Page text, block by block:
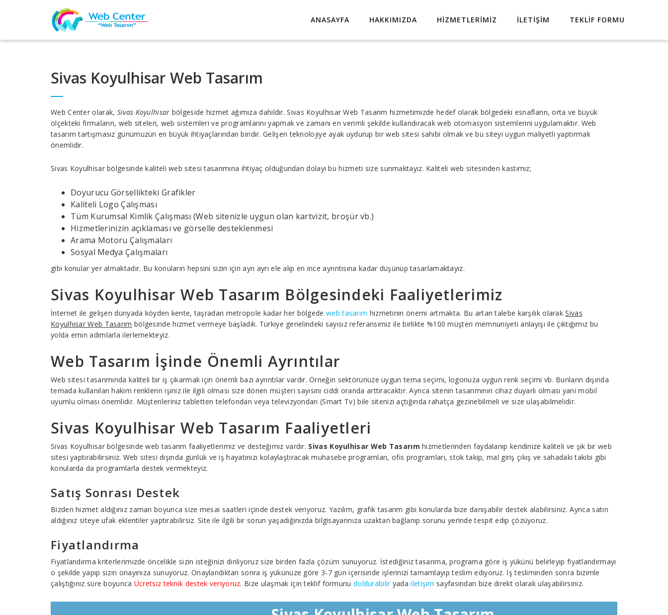
ANASAYFA HAKKIMIZDA HIZMETLERIMIZ İLETIŞIM TEKLIF FORMU
Sivas Koyulhisar Web Tasarım
Web Center olarak, Sivas Koyulhisar bölgeside hizmet ağımıza dahildir. Sivas Koyulhisar Web Tasarım hizmetimizde hedef olarak bölgedeki esnafların, orta ve büyük
ölçekteki firmaların, web siteleri, web sistemleri ve programlarını yapmak ve zamanı en verimli şekilde kullandıracak web otomasyon sistemlerini uygulamaktır. Web
tasarım tartışmasız günümüzün en büyük ihtiyaçlarından biridir. Gelişen teknolojiye ayak uydurup bir web sitesi sahibi olmak ve bu siteyi uygun maliyetli yaptırmak
önemlidir.
Sivas Koyulhisar bölgesinde kaliteli web sitesi tasarımına ihtiyaç olduğundan dolayı bu hizmeti size sunmaktayız. Kaliteli web sitesinden kastımız;
Doyurucu Görsellikteki Grafikler
Kaliteli Logo Çalışması
Tüm Kurumsal Kimlik Çalışması (Web sitenizle uygun olan kartvizit, broşür vb.)
Hizmetlerinizin açıklaması ve görselle desteklenmesi
Arama Motoru Çalışmaları
Sosyal Medya Çalışmaları
gibi konular yer almaktadır. Bu konuların hepsini sizin için ayrı ayrı ele alıp en ince ayrıntısına kadar düşünüp tasarlamaktayız.
Sivas Koyulhisar Web Tasarım Bölgesindeki Faaliyetlerimiz
İnternet ile gelişen dünyada köyden kente, taşradan metropole kadar her bölgedeweb tasarım hizmetinin önemi artmakta. Bu artan talebe karşılık olarakSivas
Koyulhisar Web Tasarım bölgesinde hizmet vermeye başladık. Türkiye genelindeki sayısız referansımız ile birlikte %100 müşteri memnuniyeti anlayışı ile çıktığımız bu
yolda emin adımlarla ilerlemekteyiz.
Web Tasarım İşinde Önemli Ayrıntılar
Web sitesi tasarımında kaliteli bir iş çıkarmak için önemli bazı ayrıntılar vardır. Örneğin sektörünüze uygun tema seçimi, logonuza uygun renk seçimi vb. Bunların dışında
temada kullanılan hakim renklerin işiniz ile ilgili olması size dönen müşteri sayısını ciddi oranda arttıracaktır. Ayrıca sitenin tasarımının cihaz duyarlı olması yani mobil
uyumlu olması önemlidir. Müşterileriniz tabletten telefondan veya televizyondan (Smart Tv) bile sitenizi açtığında rahatça gezinebilmeli ve size ulaşabilmelidir.
Sivas Koyulhisar Web Tasarım Faaliyetleri
Sivas Koyulhisar bölgesinde web tasarım faaliyetlerimiz ve desteğimiz vardır. Sivas Koyulhisar Web Tasarım hizmetlerinden faydalanıp kendinize kaliteli ve şık bir web
sitesi yaptırabilirsiniz. Web sitesi dışında günlük ve iş hayatınızı kolaylaştıracak muhasebe programları, ofis programları, stok takip, mal giriş çıkış ve sahadaki takibi gibi
konularda da programlarla destek vermekteyiz.
Satış Sonrası Destek
Bizden hizmet aldığınız zaman boyunca size mesai saatleri içinde destek veriyoruz. Yazılım, grafik tasarım gibi konularda bize danışabilir destek alabilirsiniz. Ayrıca satın
aldığınız siteye ufak eklentiler yaptırabilirsiz. Site ile ilgili bir sorun yaşadığınızda bilgisayarınıza uzaktan bağlanıp sorunu yerinde tespit edip çözüyoruz.
Fiyatlandırma
Fiyatlandırma kriterlerimizde öncelikle sizin isteğinizi dinliyoruz size birden fazla çözüm sunuyoruz. İstediğiniz tasarıma, programa göre iş yükünü belirleyip fiyatlandırmayı
o şekilde yapıp sizin onayınıza sunuyoruz. Onaylandıktan sonra iş yükünüze göre 3-7 gün içerisinde işlerinizi tamamlayıp teslim ediyoruz. İş tesliminden sonra bizimle
çalıştığınız süre boyunca Ücretsiz teknik destek veriyoruz. Bize ulaşmak için teklif formunu doldurabiliryadailetişim sayfasından bize direkt olarak ulaşabilirsiniz.